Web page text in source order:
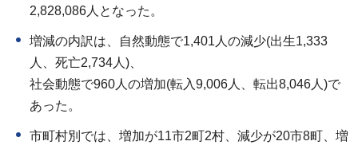
2,828,086人となった。
増減の内訳は、自然動態で1,401人の減少(出生1,333
人、死亡2,734人)、
社会動態で960人の増加(転入9,006人、転出8,046人)で
あった。
市町村別では、増加が11市2町2村、減少が20市8町、増